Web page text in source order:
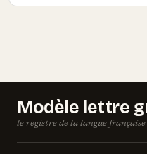
Modèle lettre
le registre de la langue française